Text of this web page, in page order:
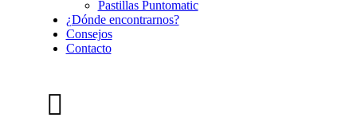
Pastillas Puntomatic
¿Dónde encontrarnos?
Consejos
Contacto